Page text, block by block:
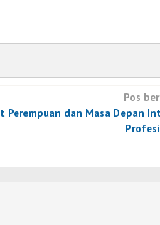
Pos
Perempuan dan Masa Depan